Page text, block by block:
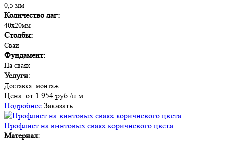
0,5 мм
Количество лаг:
40х20мм
Столбы:
Сваи
Фундамент:
На сваях
Услуги:
Доставка, монтаж
Цена: от 1 954 руб./п.м.
Подробнее Заказать
Профлист на винтовых сваях коричневого цвета
Материал: